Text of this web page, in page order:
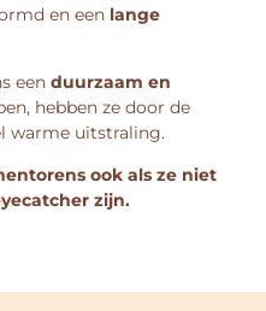
en een lange
een duurzaam en
hebben ze door de
warme uitstraling.
ook als ze niet
zijn.